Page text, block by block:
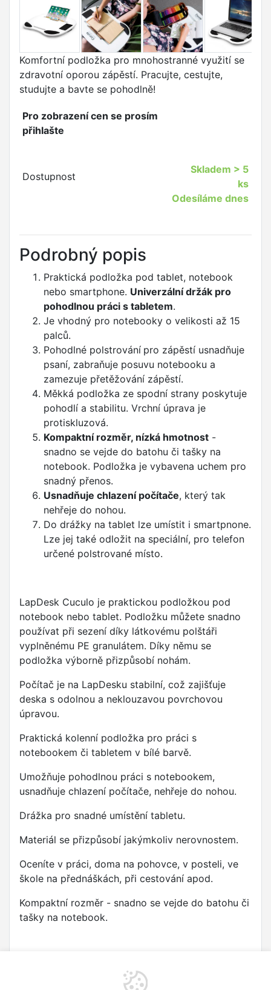
Komfortní podložka pro mnohostranné využití se
zdravotní oporou zápěstí. Pracujte, cestujte,
studujte a bavte se pohodlně!
Pro zobrazení cen se prosím
přihlašte
Dostupnost
Skladem > 5
ks
Odesíláme dnes
Podrobný popis
Praktická podložka pod tablet, notebook
nebo smartphone. Univerzální držák pro
pohodlnou práci s tabletem.
Je vhodný pro notebooky o velikosti až 15
palců.
Pohodlné polstrování pro zápěstí usnadňuje
psaní, zabraňuje posuvu notebooku a
zamezuje přetěžování zápěstí.
Měkká podložka ze spodní strany poskytuje
pohodlí a stabilitu. Vrchní úprava je
protiskluzová.
Kompaktní rozměr, nízká hmotnost -
snadno se vejde do batohu či tašky na
notebook. Podložka je vybavena uchem pro
snadný přenos.
Usnadňuje chlazení počítače, který tak
nehřeje do nohou.
Do drážky na tablet lze umístit i smartpnone.
Lze jej také odložit na speciální, pro telefon
určené polstrované místo.
LapDesk Cuculo je praktickou podložkou pod
notebook nebo tablet. Podložku můžete snadno
používat při sezení díky látkovému polštáři
vyplněnému PE granulátem. Díky němu se
podložka výborně přizpůsobí nohám.
Počítač je na LapDesku stabilní, což zajišťuje
deska s odolnou a neklouzavou povrchovou
úpravou.
Praktická kolenní podložka pro práci s
notebookem či tabletem v bílé barvě.
Umožňuje pohodlnou práci s notebookem,
usnadňuje chlazení počítače, nehřeje do nohou.
Drážka pro snadné umístění tabletu.
Materiál se přizpůsobí jakýmkoliv nerovnostem.
Oceníte v práci, doma na pohovce, v posteli, ve
škole na přednáškách, při cestování apod.
Kompaktní rozměr - snadno se vejde do batohu či
tašky na notebook.